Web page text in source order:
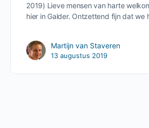
2019) Lieve mensen van harte
hier in Galder. Ontzettend fijn dat we
Martijn van Staveren
13 augustus 2019